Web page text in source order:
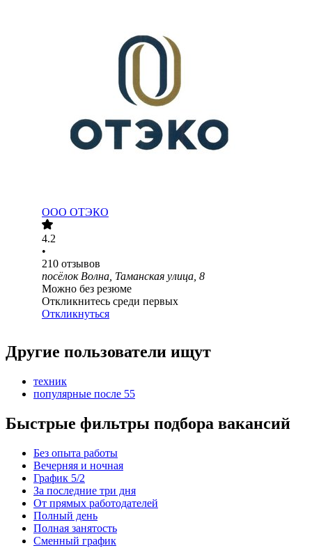
ООО ОТЭКО
4.2
•
210 отзывов
посёлок Волна, Таманская улица, 8
Можно без резюме
Откликнитесь среди первых
Откликнуться
Другие пользователи ищут
техник
популярные после 55
Быстрые фильтры подбора вакансий
Без опыта работы
Вечерняя и ночная
График 5/2
За последние три дня
От прямых работодателей
Полный день
Полная занятость
Сменный график